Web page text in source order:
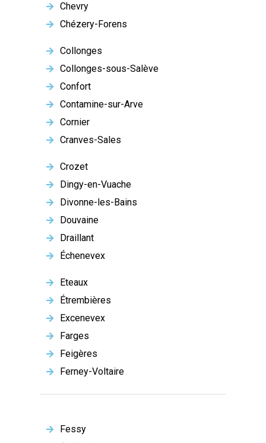
Chevry
Chézery-Forens
Collonges
Collonges-sous-Salève
Confort
Contamine-sur-Arve
Cornier
Cranves-Sales
Crozet
Dingy-en-Vuache
Divonne-les-Bains
Douvaine
Draillant
Échenevex
Eteaux
Étrembières
Excenevex
Farges
Feigères
Ferney-Voltaire
Fessy